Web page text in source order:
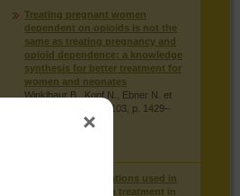
Treating pregnant women
dependent on opioids is not the
same as treating pregnancy and
opioid dependence: a knowledge
synthesis for better treatment for
women and neonates
Winklbaur B., Kopf N., Ebner N. et
al., Addiction: 2008, 103, p. 1429–
Injection of medications used in
opioid substitution treatment in